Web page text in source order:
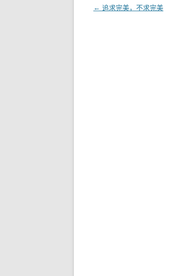
文
← 追求完美，不求完美